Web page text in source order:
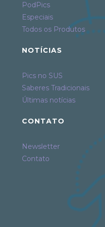
PodPics
Especiais
Todos os Produtos
NOTÍCIAS
Pics no SUS
Saberes Tradicionais
Últimas notícias
CONTATO
Newsletter
Contato